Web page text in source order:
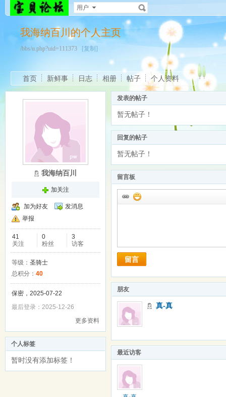
用户
我海纳百川的个人主页
/bbs/u.php?uid=111373 [复制]
首页 新鲜事 日志 相册 帖子 个人资料
我海纳百川
加关注
加为好友
发消息
举报
41
关注
0
粉丝
3
访客
等级： 圣骑士
总积分： 40
保密，2025-07-22
最后登录：2025-12-26
更多资料
个人标签
暂时没有添加标签！
发表的帖子
暂无帖子！
回复的帖子
暂无帖子！
留言板
留言
朋友
真-真
最近访客